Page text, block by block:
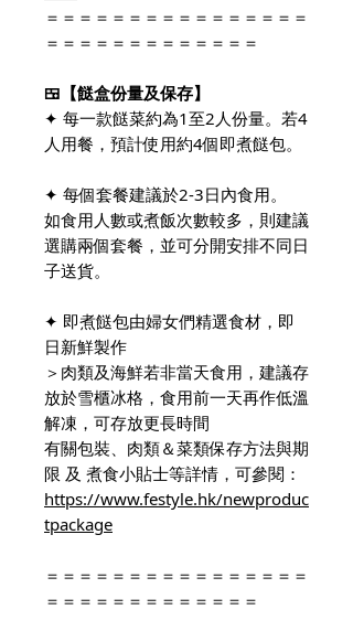
＝＝＝＝＝＝＝＝＝＝＝＝＝＝＝＝
＝＝＝＝＝＝＝＝＝＝＝＝＝
🍱【餸盒份量及保存】
✦ 每一款餸菜約為1至2人份量。若4
人用餐，預計使用約4個即煮餸包。
✦ 每個套餐建議於2-3日內食用。
如食用人數或煮飯次數較多，則建議
選購兩個套餐，並可分開安排不同日
子送貨。
✦ 即煮餸包由婦女們精選食材，即
日新鮮製作
＞肉類及海鮮若非當天食用，建議存
放於雪櫃冰格，食用前一天再作低溫
解凍，可存放更長時間
有關包裝、肉類＆菜類保存方法與期
限 及 煮食小貼士等詳情，可參閱：
https://www.festyle.hk/newproduc
tpackage
＝＝＝＝＝＝＝＝＝＝＝＝＝＝＝＝
＝＝＝＝＝＝＝＝＝＝＝＝＝